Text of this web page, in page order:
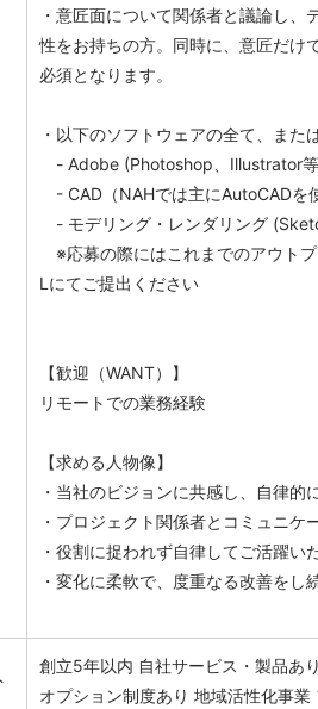
・意匠面について関係者と議論し
性をお持ちの方。同時に、意匠だけ
必須となります。
・以下のソフトウェアの全て、ま
- Adobe (Photoshop、Illustrator
- CAD（NAHでは主にAutoCADを
- モデリング・レンダリング
※応募の際にはこれまでのアウト
Lにてご提出ください
【歓迎（WANT）】
リモートでの業務経験
【求める人物像】
・当社のビジョンに共感し、自律的
・プロジェクト関係者とコミュニケ
・役割に捉われず自律してご活躍い
・変化に柔軟で、度重なる改善をし
創立5年以内 自社サービス・製品あり
オプション制度あり 地域活性化事業